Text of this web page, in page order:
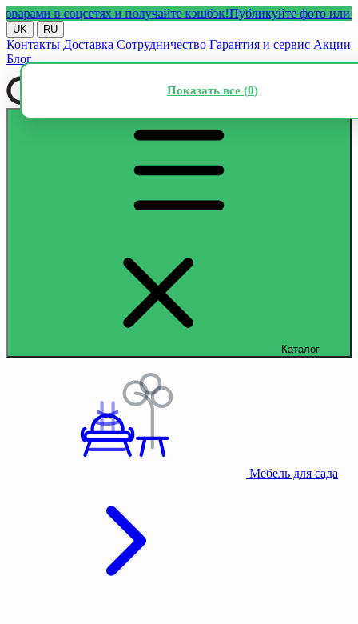
в соцсетях и получайте кэшбэк!Публикуйте фото или
UK RU
Контакты Доставка Сотрудничество Гарантия и сервис Акции
Блог
Каталог
Мебель для сада
Показать все (0)